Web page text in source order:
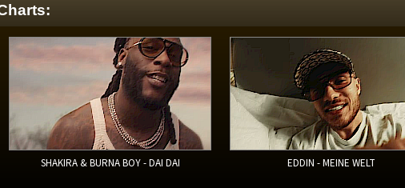
SHAKIRA & BURNA BOY - DAI DAI EDDIN - MEINE WELT